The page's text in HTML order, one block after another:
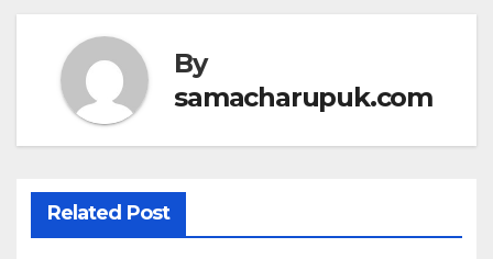
p o
k
By
samacharupuk.com
Related Post